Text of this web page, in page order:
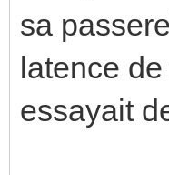
sa
latence
essayait